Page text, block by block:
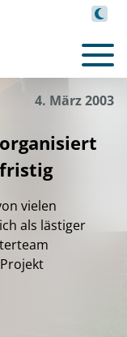
4. März 2003
vielen
als lästiger